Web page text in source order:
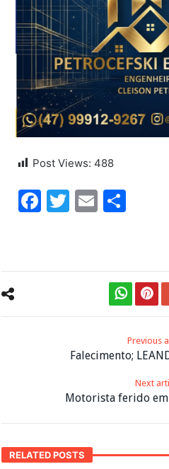
Post Views: 488
Facebook
Twitter
Email
Previous
Falecimento;
Next
Motorista ferido
RELATED POSTS